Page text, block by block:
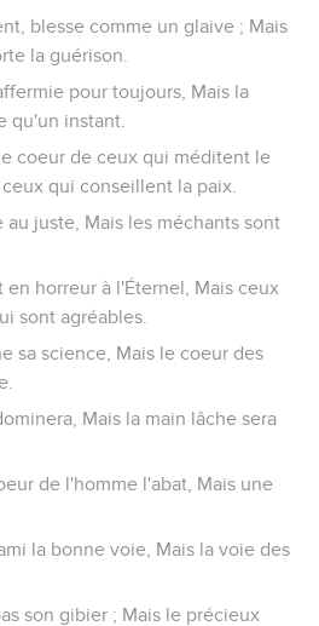
blesse comme un glaive ; Mais
la guérison.
pour toujours, Mais la
qu'un instant.
coeur de ceux qui méditent le
qui conseillent la paix.
juste, Mais les méchants sont
en horreur à l'Éternel, Mais ceux
sont agréables.
sa science, Mais le coeur des
Mais la main lâche sera
de l'homme l'abat, Mais une
la bonne voie, Mais la voie des
son gibier ; Mais le précieux